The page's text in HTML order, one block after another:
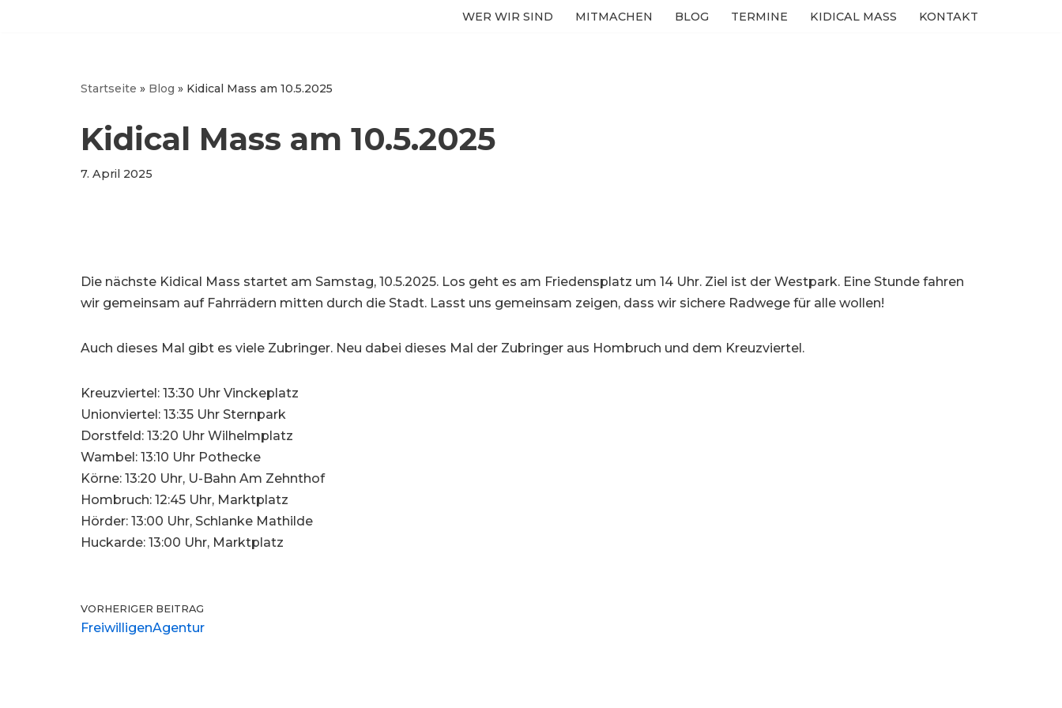
WER WIR SIND MITMACHEN BLOG TERMINE KIDICAL MASS KONTAKT
Startseite » Blog » Kidical Mass am 10.5.2025
Kidical Mass am 10.5.2025
7. April 2025
Die nächste Kidical Mass startet am Samstag, 10.5.2025. Los geht es am Friedensplatz um 14 Uhr. Ziel ist der Westpark. Eine Stunde fahren
wir gemeinsam auf Fahrrädern mitten durch die Stadt. Lasst uns gemeinsam zeigen, dass wir sichere Radwege für alle wollen!
Auch dieses Mal gibt es viele Zubringer. Neu dabei dieses Mal der Zubringer aus Hombruch und dem Kreuzviertel.
Kreuzviertel: 13:30 Uhr Vinckeplatz
Unionviertel: 13:35 Uhr Sternpark
Dorstfeld: 13:20 Uhr Wilhelmplatz
Wambel: 13:10 Uhr Pothecke
Körne: 13:20 Uhr, U-Bahn Am Zehnthof
Hombruch: 12:45 Uhr, Marktplatz
Hörder: 13:00 Uhr, Schlanke Mathilde
Huckarde: 13:00 Uhr, Marktplatz
VORHERIGER BEITRAG
FreiwilligenAgentur